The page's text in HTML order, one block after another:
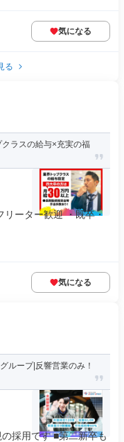
気になる
る
クラスの給与×充実の福
ーター歓迎 ・既卒・
気になる
ループ|反響営業のみ！
採用です ■第二新卒も